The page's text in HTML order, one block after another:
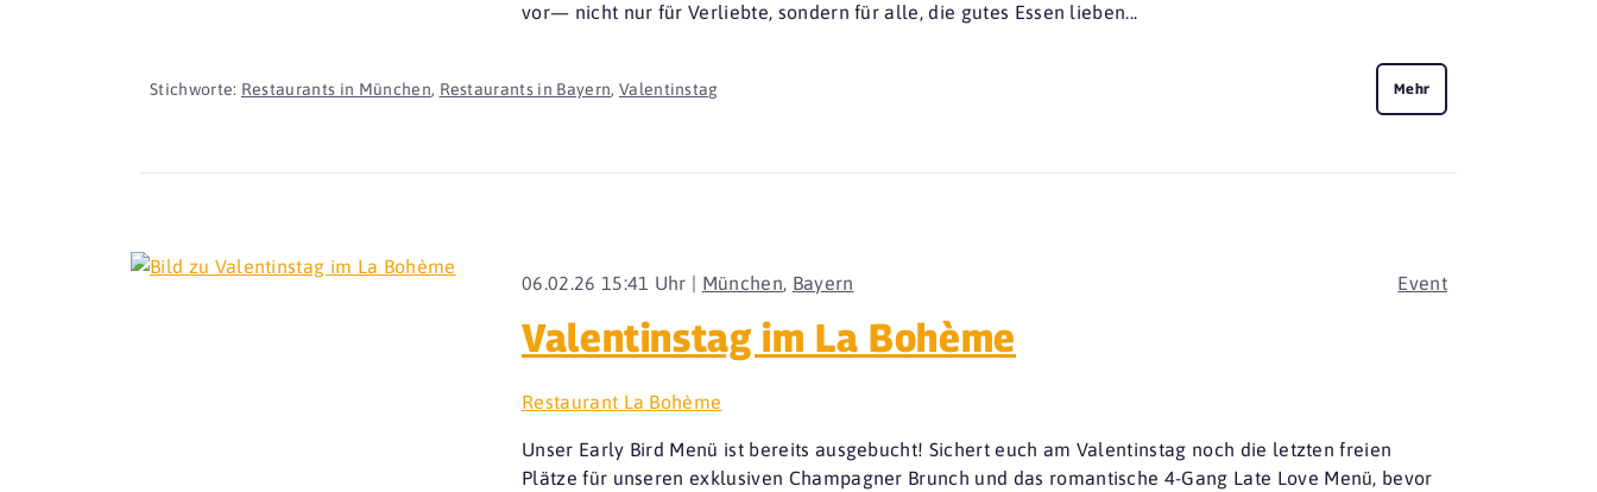
vor— nicht nur für Verliebte, sondern für alle, die gutes Essen lieben...
Stichworte: Restaurants in München, Restaurants in Bayern, Valentinstag Mehr
06.02.26 15:41 Uhr | München, Bayern Event
Valentinstag im La Bohème
Restaurant La Bohème
Unser Early Bird Menü ist bereits ausgebucht! Sichert euch am Valentinstag noch die letzten freien
Plätze für unseren exklusiven Champagner Brunch und das romantische 4-Gang Late Love Menü, bevor